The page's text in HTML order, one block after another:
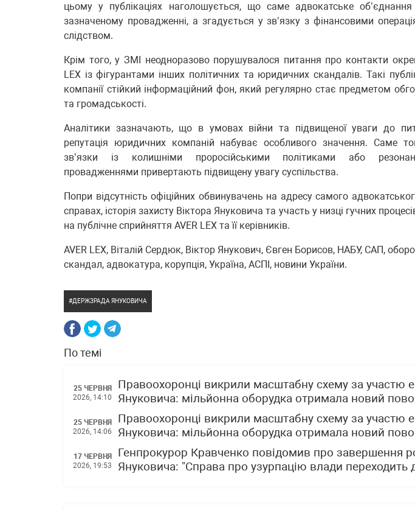
цьому у публікаціях наголошується, що саме адвокатське
зазначеному провадженні, а згадується у зв’язку з фінансовими
слідством.
Крім того, у ЗМІ неодноразово порушувалося питання про контакти
LEX із фігурантами інших політичних та юридичних скандалів. Такі
компанії стійкий інформаційний фон, який регулярно стає предметом
та громадськості.
Аналітики зазначають, що в умовах війни та підвищеної уваги до
репутація юридичних компаній набуває особливого значення. Саме
зв’язки із колишніми проросійськими політиками або
провадженнями привертають підвищену увагу суспільства.
Попри відсутність офіційних обвинувачень на адресу самого
справах, історія захисту Віктора Януковича та участь у низці гучних
на публічне сприйняття AVER LEX та її керівників.
AVER LEX, Віталій Сердюк, Віктор Янукович, Євген Борисов, НАБУ, САП,
скандал, адвокатура, корупція, Україна, АСПІ, новини України.
ДЕРЖЗРАДА ЯНУКОВИЧА
По темі
25 ЧЕРВНЯ
2026, 14:10
Правоохоронці викрили масштабну схему за участю
Януковича: мільйонна оборудка отримала новий
25 ЧЕРВНЯ
2026, 14:06
Правоохоронці викрили масштабну схему за участю
Януковича: мільйонна оборудка отримала новий
17 ЧЕРВНЯ
2026, 19:53
Генпрокурор Кравченко повідомив про завершення
Януковича: "Справа про узурпацію влади переходить